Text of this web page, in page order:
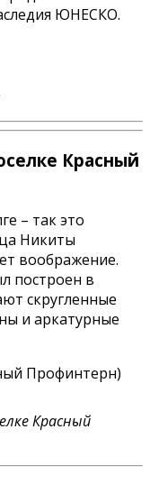
ЮНЕСКО.
Красный
– так это
Никиты
воображение.
построен в
скругленные
и аркатурные
Красный